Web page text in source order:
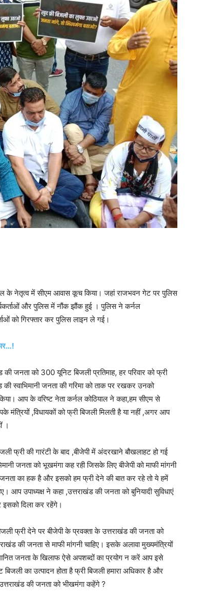
के नेतृत्व में सीएम आवास कूच किया। जहां राजभवन गेट पर पुलिस
और पुलिस में नौंक झौंक हुई । पुलिस ने कर्नल
को गिरफ्तार कर पुलिस लाइन ले गई।
को 300 यूनिट बिजली प्रतिमाह, हर परिवार को फ्री
स्वाभिमानी जनता की गरिमा को ताक पर रखकर उनको
आप के वरिष्ट नेता कर्नल कोठियाल ने कहा,हम सीएम से
,विधायकों को फ्री बिजली मिलती है या नहीं ,अगर आप
।
फ्री की गारंटी के बाद ,बीजेपी में अंदरखाने बौखलाहट हो गई
जनता को भूखमंगा कह रही जिसके लिए बीजेपी को माफी मांगनी
जनता का हक है और इसको हम फ्री देने की बात कर रहे तो ये हमें
आप उपाध्यक्ष ने कहा ,उत्तराखंड की जनता को बुनियादी सुविधाएं
इसको दिला कर रहेंगे।
फ्री देने पर बीजेपी के प्रवक्ता के उत्तराखंड की जनता को
की जनता से माफी मांगनी चाहिए। इसके अलावा मुख्यमंत्रियों
जनता के खिलाफ ऐसे अपशब्दों का प्रयोग न करें आप इसे
बिजली का उत्पादन होता है फ्री बिजली हमारा अधिकार है और
की जनता को भीखमंगा कहेंगे ?